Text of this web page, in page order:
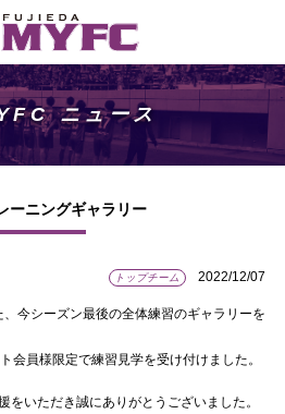
ニュース
ーニングギャラリー
トップチーム 2022/12/07
今シーズン最後の全体練習のギャラリーを
会員様限定で練習見学を受け付けました。
をいただき誠にありがとうございました。